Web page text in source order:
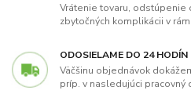
Vrátenie tovaru, odstúpenie
zbytočných komplikácii v
ODOSIELAME DO 24 HODÍN
Väčšinu objednávok
príp. v nasledujúci pracovný